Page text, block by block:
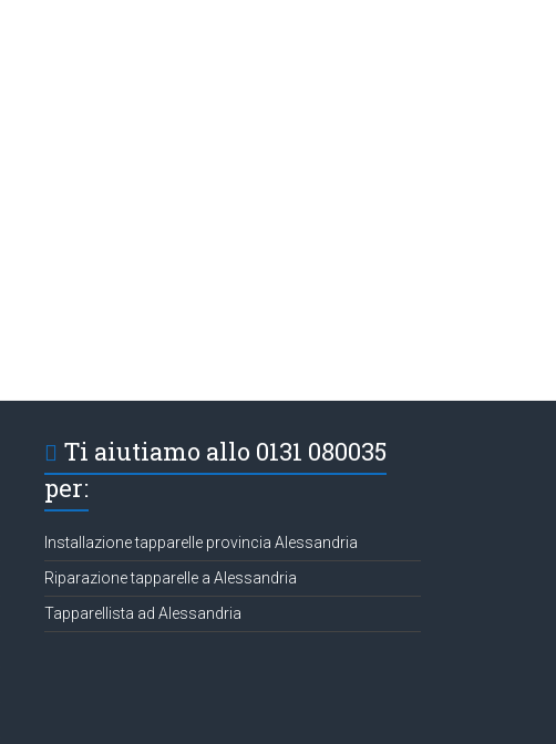
Ti aiutiamo allo 0131 080035
per:
Installazione tapparelle provincia Alessandria
Riparazione tapparelle a Alessandria
Tapparellista ad Alessandria